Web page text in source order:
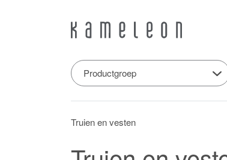
Productgroep
Truien en vesten